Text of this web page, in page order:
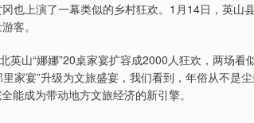
也上演了一幕类似的乡村狂欢。1月14日，英山
客。
英山“娜娜”20桌家宴扩容成2000人狂欢，两场看
里家宴”升级为文旅盛宴，我们看到，年俗从不是
能成为带动地方文旅经济的新引擎。